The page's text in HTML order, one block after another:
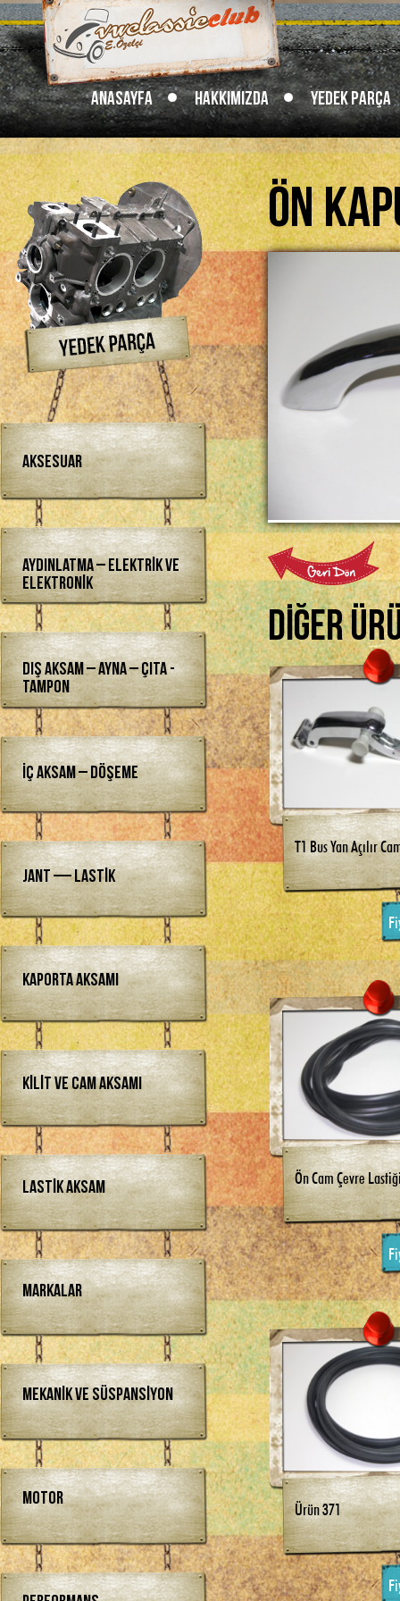
Anasayfa Hakkımızda Yedek Parça
Aksesuar
Aydınlatma – Elektrik ve
Elektronik
Dış Aksam – Ayna – Çıta -
Tampon
İç Aksam – Döşeme
Jant — Lastik
Kaporta Aksamı
Kilit ve Cam Aksamı
Lastik Aksam
Markalar
Mekanik ve Süspansiyon
Motor
Ön
Diğer
T1 Bus Yan Açılır
Ön Cam Çevre
Ürün 371